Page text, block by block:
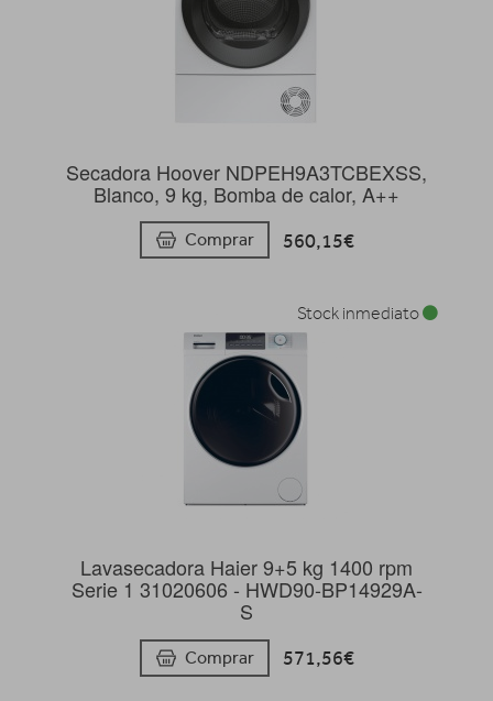
Secadora Hoover NDPEH9A3TCBEXSS,
Blanco, 9 kg, Bomba de calor, A++
Comprar 560,15€
Lavasecadora Haier 9+5 kg 1400 rpm
Serie 1 31020606 - HWD90-BP14929A-
S
Comprar 571,56€
Stock inmediato